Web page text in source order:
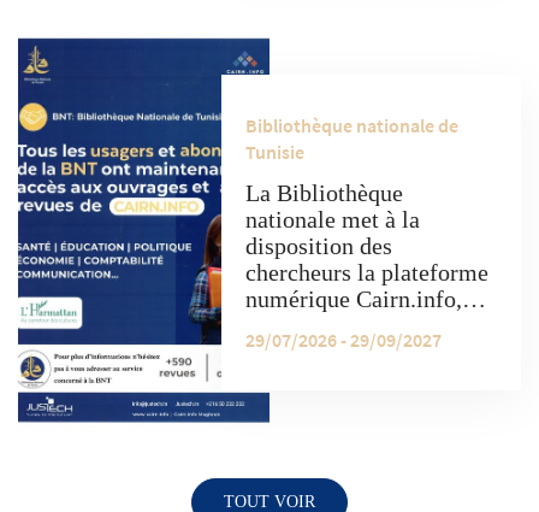
Bibliothèque nationale de
Tunisie
La Bibliothèque
nationale met à la
disposition des
chercheurs la plateforme
numérique Cairn.info,
contenu académique
les différents domaines
sociales, avec la
29/07/2026 - 29/09/2027
TOUT VOIR